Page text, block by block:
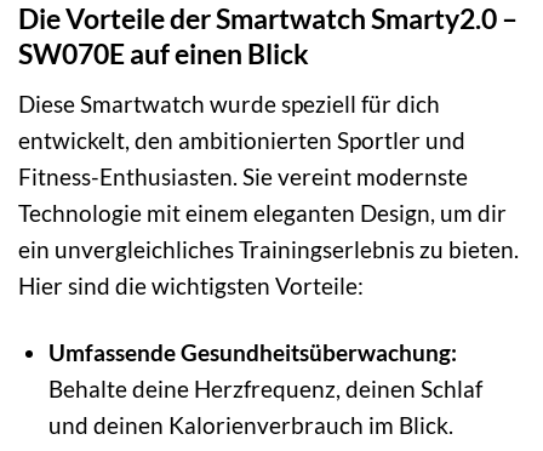
Die Vorteile der Smartwatch Smarty2.0 –
SW070E auf einen Blick
Diese Smartwatch wurde speziell für dich
entwickelt, den ambitionierten Sportler und
Fitness-Enthusiasten. Sie vereint modernste
Technologie mit einem eleganten Design, um dir
ein unvergleichliches Trainingserlebnis zu bieten.
Hier sind die wichtigsten Vorteile:
Umfassende Gesundheitsüberwachung:
Behalte deine Herzfrequenz, deinen Schlaf
und deinen Kalorienverbrauch im Blick.